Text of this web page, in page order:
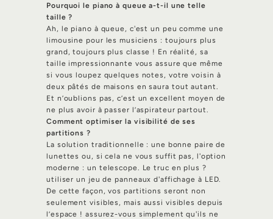
Pourquoi le piano à queue a-t-il une telle
taille ?
Ah, le piano à queue, c'est un peu comme une
limousine pour les musiciens : toujours plus
grand, toujours plus classe ! En réalité, sa
taille impressionnante vous assure que même
si vous loupez quelques notes, votre voisin à
deux pâtés de maisons en saura tout autant.
Et n’oublions pas, c’est un excellent moyen de
ne plus avoir à passer l’aspirateur partout.
Comment optimiser la visibilité de ses
partitions ?
La solution traditionnelle : une bonne paire de
lunettes ou, si cela ne vous suffit pas, l'option
moderne : un telescope. Le truc en plus ?
utiliser un jeu de panneaux d'affichage à LED.
De cette façon, vos partitions seront non
seulement visibles, mais aussi visibles depuis
l’espace ! assurez-vous simplement qu'ils ne